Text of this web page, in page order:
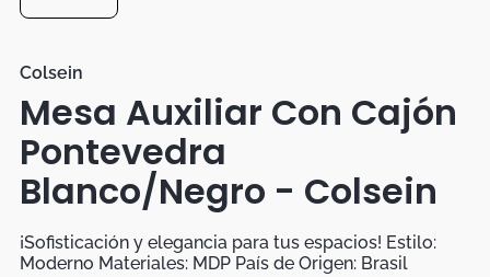
Colsein
Mesa Auxiliar Con Cajón
Pontevedra
Blanco/Negro - Colsein
¡Sofisticación y elegancia para tus espacios! Estilo:
Moderno Materiales: MDP País de Origen: Brasil
Sillas
Lamparas
Duvet
Botas
Dko